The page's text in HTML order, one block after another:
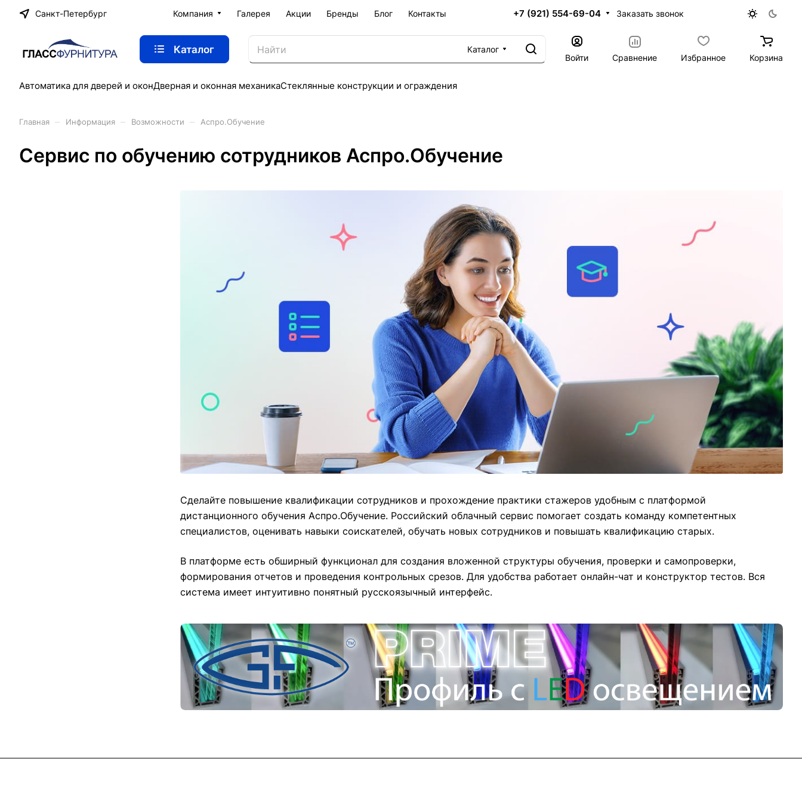
Санкт-Петербург Компания Галерея Акции Бренды Блог Контакты +7 (921) 554-69-04 Заказать звонок
Каталог
Каталог
Войти
Сравнение Избранное Корзина
Автоматика для дверей и оконДверная и оконная механикаСтеклянные конструкции и ограждения
Главная Информация Возможности Аспро.Обучение
Сервис по обучению сотрудников Аспро.Обучение
Сделайте повышение квалификации сотрудников и прохождение практики стажеров удобным с платформой
дистанционного обучения Аспро.Обучение. Российский облачный сервис помогает создать команду компетентных
специалистов, оценивать навыки соискателей, обучать новых сотрудников и повышать квалификацию старых.
В платформе есть обширный функционал для создания вложенной структуры обучения, проверки и самопроверки,
формирования отчетов и проведения контрольных срезов. Для удобства работает онлайн-чат и конструктор тестов. Вся
система имеет интуитивно понятный русскоязычный интерфейс.